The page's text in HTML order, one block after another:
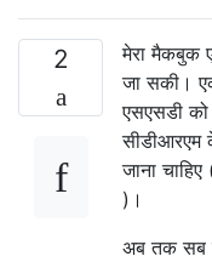
2
मेरा मैकबुक
जा सकी।
एसएसडी
सीडीआरएम
जाना
)।
अब तक सब